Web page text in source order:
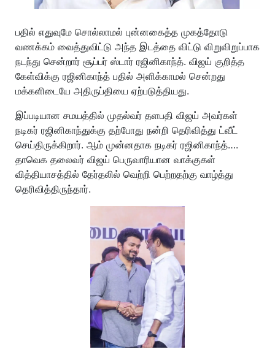
பதில் எதுவுமே சொல்லாமல் புன்னகைத்த முகத்தோடு
வணக்கம் வைத்துவிட்டு அந்த இடத்தை விட்டு விறுவிறுப்பாக
நடந்து சென்றார் சூப்பர் ஸ்டார் ரஜினிகாந்த். விஜய் குறித்த
கேள்விக்கு ரஜினிகாந்த் பதில் அளிக்காமல் சென்றது
மக்களிடையே அதிருப்தியை ஏற்படுத்தியது.
இப்படியான சமயத்தில் முதல்வர் தளபதி விஜய் அவர்கள்
நடிகர் ரஜினிகாந்துக்கு தற்போது நன்றி தெரிவித்து ட்வீட்
செய்திருக்கிறார். ஆம் முன்னதாக நடிகர் ரஜினிகாந்த்….
தாவெக தலைவர் விஜய் பெருவாரியான வாக்குகள்
வித்தியாசத்தில் தேர்தலில் வெற்றி பெற்றதற்கு வாழ்த்து
தெரிவித்திருந்தார்.